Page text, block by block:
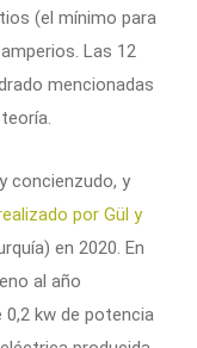
(el mínimo para
Las 12
mencionadas
concienzudo, y
por Gül y
en 2020. En
al año
kw de potencia